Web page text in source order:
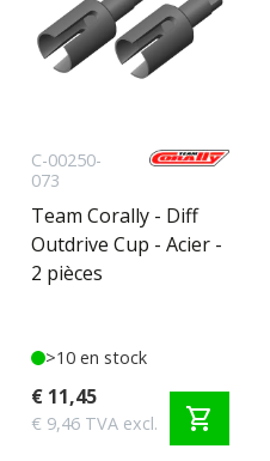
C-00250-
073
Team Corally - Diff
Outdrive Cup - Acier -
2 pièces
>10 en stock
€ 11,45
€ 9,46 TVA excl. shopping_cart